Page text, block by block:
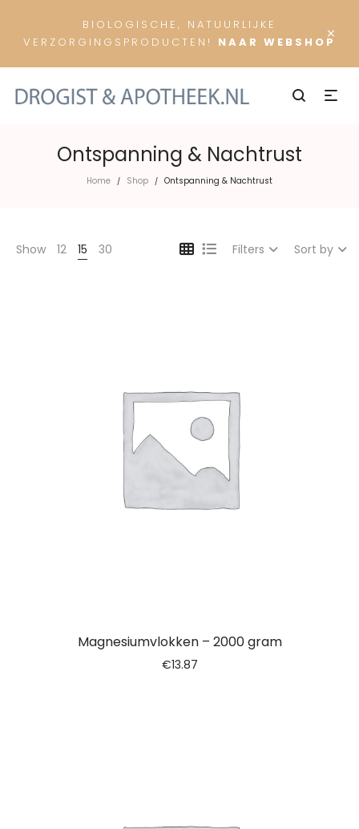
×
BIOLOGISCHE, NATUURLIJKE
VERZORGINGSPRODUCTEN! NAAR WEBSHOP
Ontspanning & Nachtrust
Home / Shop / Ontspanning & Nachtrust
Show 12 15 30 Filters Sort by
Magnesiumvlokken – 2000 gram
€13.87